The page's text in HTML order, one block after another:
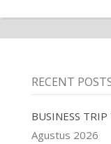
RECENT
BUSINESS
Agustus 2026